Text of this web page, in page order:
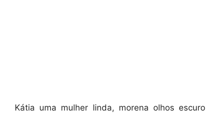
Kátia uma mulher linda, morena olhos escuro